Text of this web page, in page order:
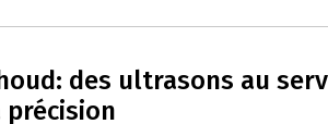
des ultrasons au
précision